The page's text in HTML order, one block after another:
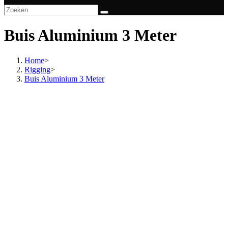
Buis Aluminium 3 Meter
Home>
Rigging>
Buis Aluminium 3 Meter